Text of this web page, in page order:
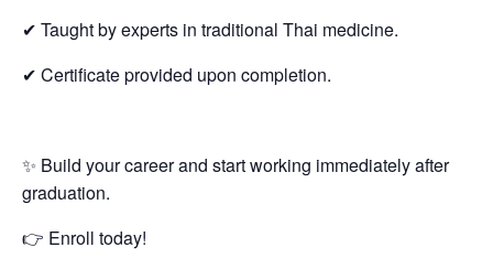
✔ Taught by experts in traditional Thai medicine.
✔ Certificate provided upon completion.
✨ Build your career and start working immediately after
graduation.
👉 Enroll today!